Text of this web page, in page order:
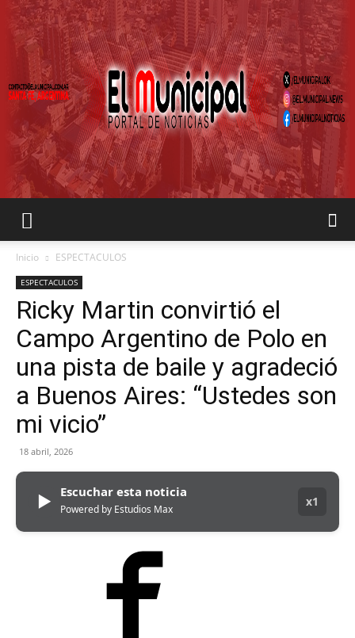
MUNICIPAL
Inicio ESPECTACULOS
ESPECTACULOS
Ricky Martin convirtió el
Campo Argentino de Polo en
una pista de baile y agradeció
a Buenos Aires: “Ustedes son
mi vicio”
18 abril, 2026
▶ Escuchar esta noticia
Powered by Estudios Max
x1